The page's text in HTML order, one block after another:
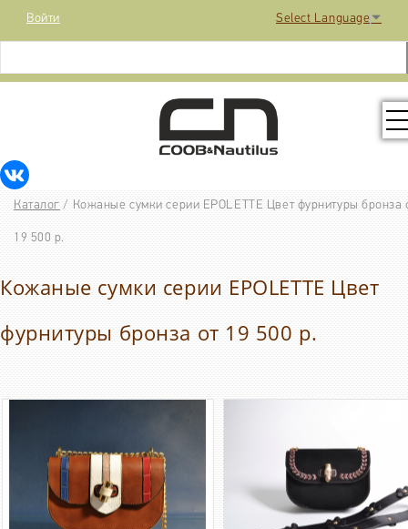
Select Language ▼
КОНТАКТЫ
МЕДИА
Войти
Каталог / Кожаные сумки серии EPOLETTE Цвет фурнитуры бронза
19 500 р.
Кожаные сумки серии EPOLETTE Цвет
фурнитуры бронза от 19 500 р.